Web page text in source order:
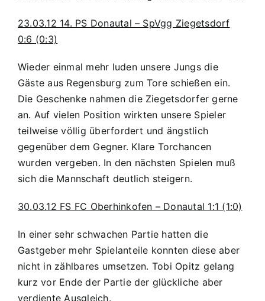
23.03.12 14. PS Donautal – SpVgg Ziegetsdorf
0:6 (0:3)
Wieder einmal mehr luden unsere Jungsdie
Gäste aus Regensburg zum Tore schießen ein.
Die Geschenke nahmen die Ziegetsdorfer gerne
an. Auf vielen Position wirkten unsere Spieler
teilweise völlig überfordert und ängstlich
gegenüber dem Gegner. Klare Torchancen
wurden vergeben. In den nächsten Spielen muß
sich die Mannschaft deutlich steigern.
30.03.12 FS FC Oberhinkofen – Donautal 1:1 (1:0)
In einer sehr schwachen Partie hatten die
Gastgeber mehr Spielanteile konnten diese aber
nicht in zählbares umsetzen. Tobi Opitz gelang
kurz vor Ende der Partie der glückliche aber
verdiente Ausgleich.